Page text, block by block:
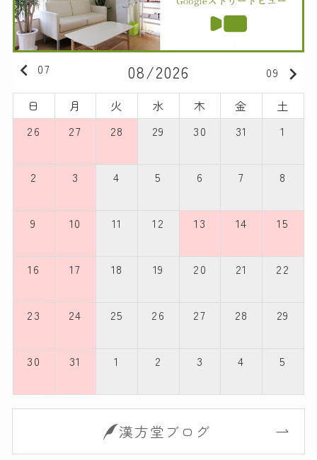
keyboard_arrow_left 07 08/2026 09 keyboard_arrow_right
日 月 火 水 木 金
土
26
27 28 29 30 31 1
2 3 4 5 6 7 8
9 10 11 12 13 14 15
16 17 18 19 20 21 22
23 24 25 26 27 28 29
30 31 1 2 3 4 5
漢方堂ブログ